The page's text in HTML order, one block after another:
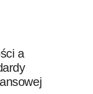
a